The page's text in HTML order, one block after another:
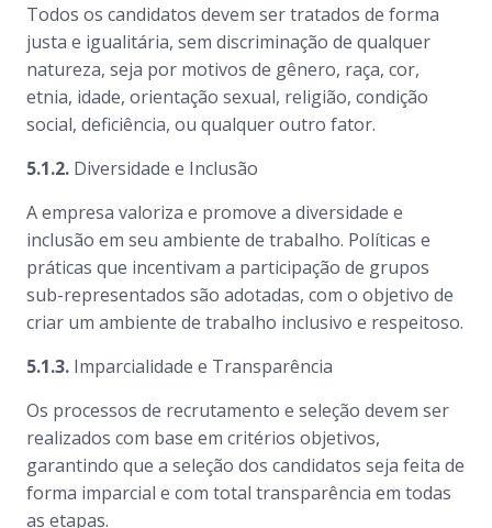
Todos os candidatos devem ser tratados de forma
justa e igualitária, sem discriminação de qualquer
natureza, seja por motivos de gênero, raça, cor,
etnia, idade, orientação sexual, religião, condição
social, deficiência, ou qualquer outro fator.
5.1.2. Diversidade e Inclusão
A empresa valoriza e promove a diversidade e
inclusão em seu ambiente de trabalho. Políticas e
práticas que incentivam a participação de grupos
sub-representados são adotadas, com o objetivo de
criar um ambiente de trabalho inclusivo e respeitoso.
5.1.3. Imparcialidade e Transparência
Os processos de recrutamento e seleção devem ser
realizados com base em critérios objetivos,
garantindo que a seleção dos candidatos seja feita de
forma imparcial e com total transparência em todas
as etapas.